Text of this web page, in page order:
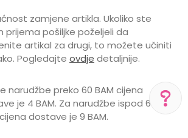
zamjene artikla. Ukoliko ste
prijema pošiljke poželjeli da
artikal za drugi, to možete učiniti
Pogledajte ovdje detaljnije.
narudžbe preko 60 BAM cijena
je 4 BAM. Za narudžbe ispod 60
dostave je 9 BAM.